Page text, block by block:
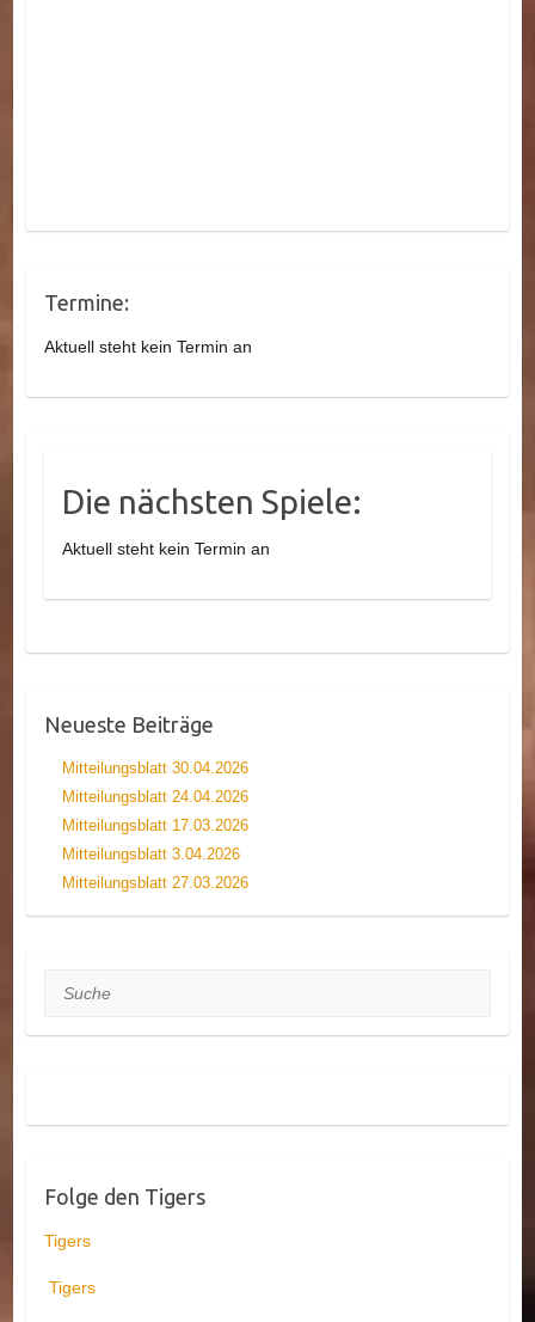
Termine:
Aktuell steht kein Termin an
Die nächsten Spiele:
Aktuell steht kein Termin an
Neueste Beiträge
Mitteilungsblatt 30.04.2026
Mitteilungsblatt 24.04.2026
Mitteilungsblatt 17.03.2026
Mitteilungsblatt 3.04.2026
Mitteilungsblatt 27.03.2026
Suche
Folge den Tigers
Tigers
Tigers